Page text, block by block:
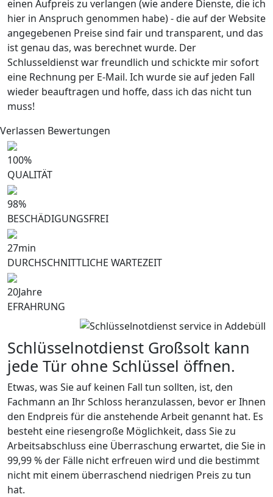
einen Aufpreis zu verlangen (wie andere Dienste, die ich
hier in Anspruch genommen habe) - die auf der Website
angegebenen Preise sind fair und transparent, und das
ist genau das, was berechnet wurde. Der
Schlusseldienst war freundlich und schickte mir sofort
eine Rechnung per E-Mail. Ich wurde sie auf jeden Fall
wieder beauftragen und hoffe, dass ich das nicht tun
muss!
Verlassen Bewertungen
100%
QUALITÄT
98%
BESCHÄDIGUNGSFREI
27min
DURCHSCHNITTLICHE WARTEZEIT
20Jahre
EFRAHRUNG
Schlüsselnotdienst Großsolt kann
jede Tür ohne Schlüssel öffnen.
Etwas, was Sie auf keinen Fall tun sollten, ist, den
Fachmann an Ihr Schloss heranzulassen, bevor er Ihnen
den Endpreis für die anstehende Arbeit genannt hat. Es
besteht eine riesengroße Möglichkeit, dass Sie zu
Arbeitsabschluss eine Überraschung erwartet, die Sie in
99,99 % der Fälle nicht erfreuen wird und die bestimmt
nicht mit einem überraschend niedrigen Preis zu tun
hat.